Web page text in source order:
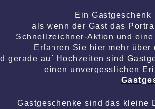
Ein
als wenn der Gast das
Schnellzeichner-Aktion und
Erfahren Sie hier mehr
gerade auf Hochzeiten sind
einen unvergesslichen
Gastgeschenke sind das kleine